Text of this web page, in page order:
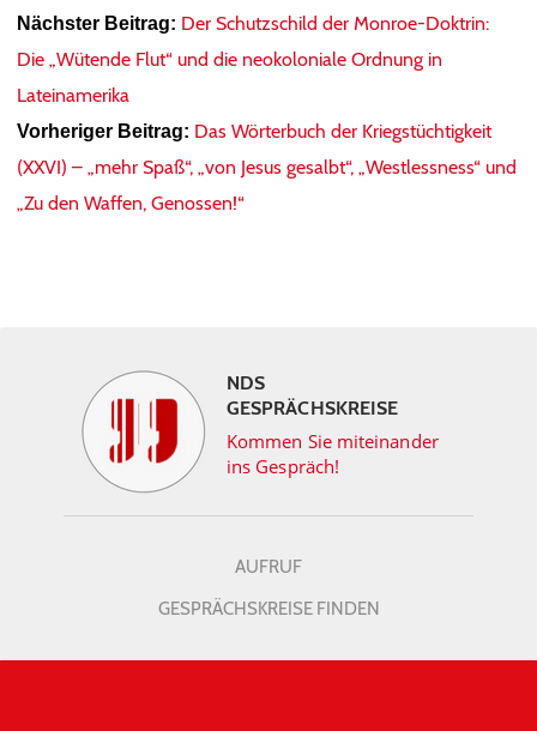
Nächster Beitrag: Der Schutzschild der Monroe-Doktrin:
Die „Wütende Flut“ und die neokoloniale Ordnung in
Lateinamerika
Vorheriger Beitrag: Das Wörterbuch der Kriegstüchtigkeit
(XXVI) – „mehr Spaß“, „von Jesus gesalbt“, „Westlessness“ und
„Zu den Waffen, Genossen!“
NDS
GESPRÄCHSKREISE
Kommen Sie miteinander
ins Gespräch!
AUFRUF
GESPRÄCHSKREISE FINDEN